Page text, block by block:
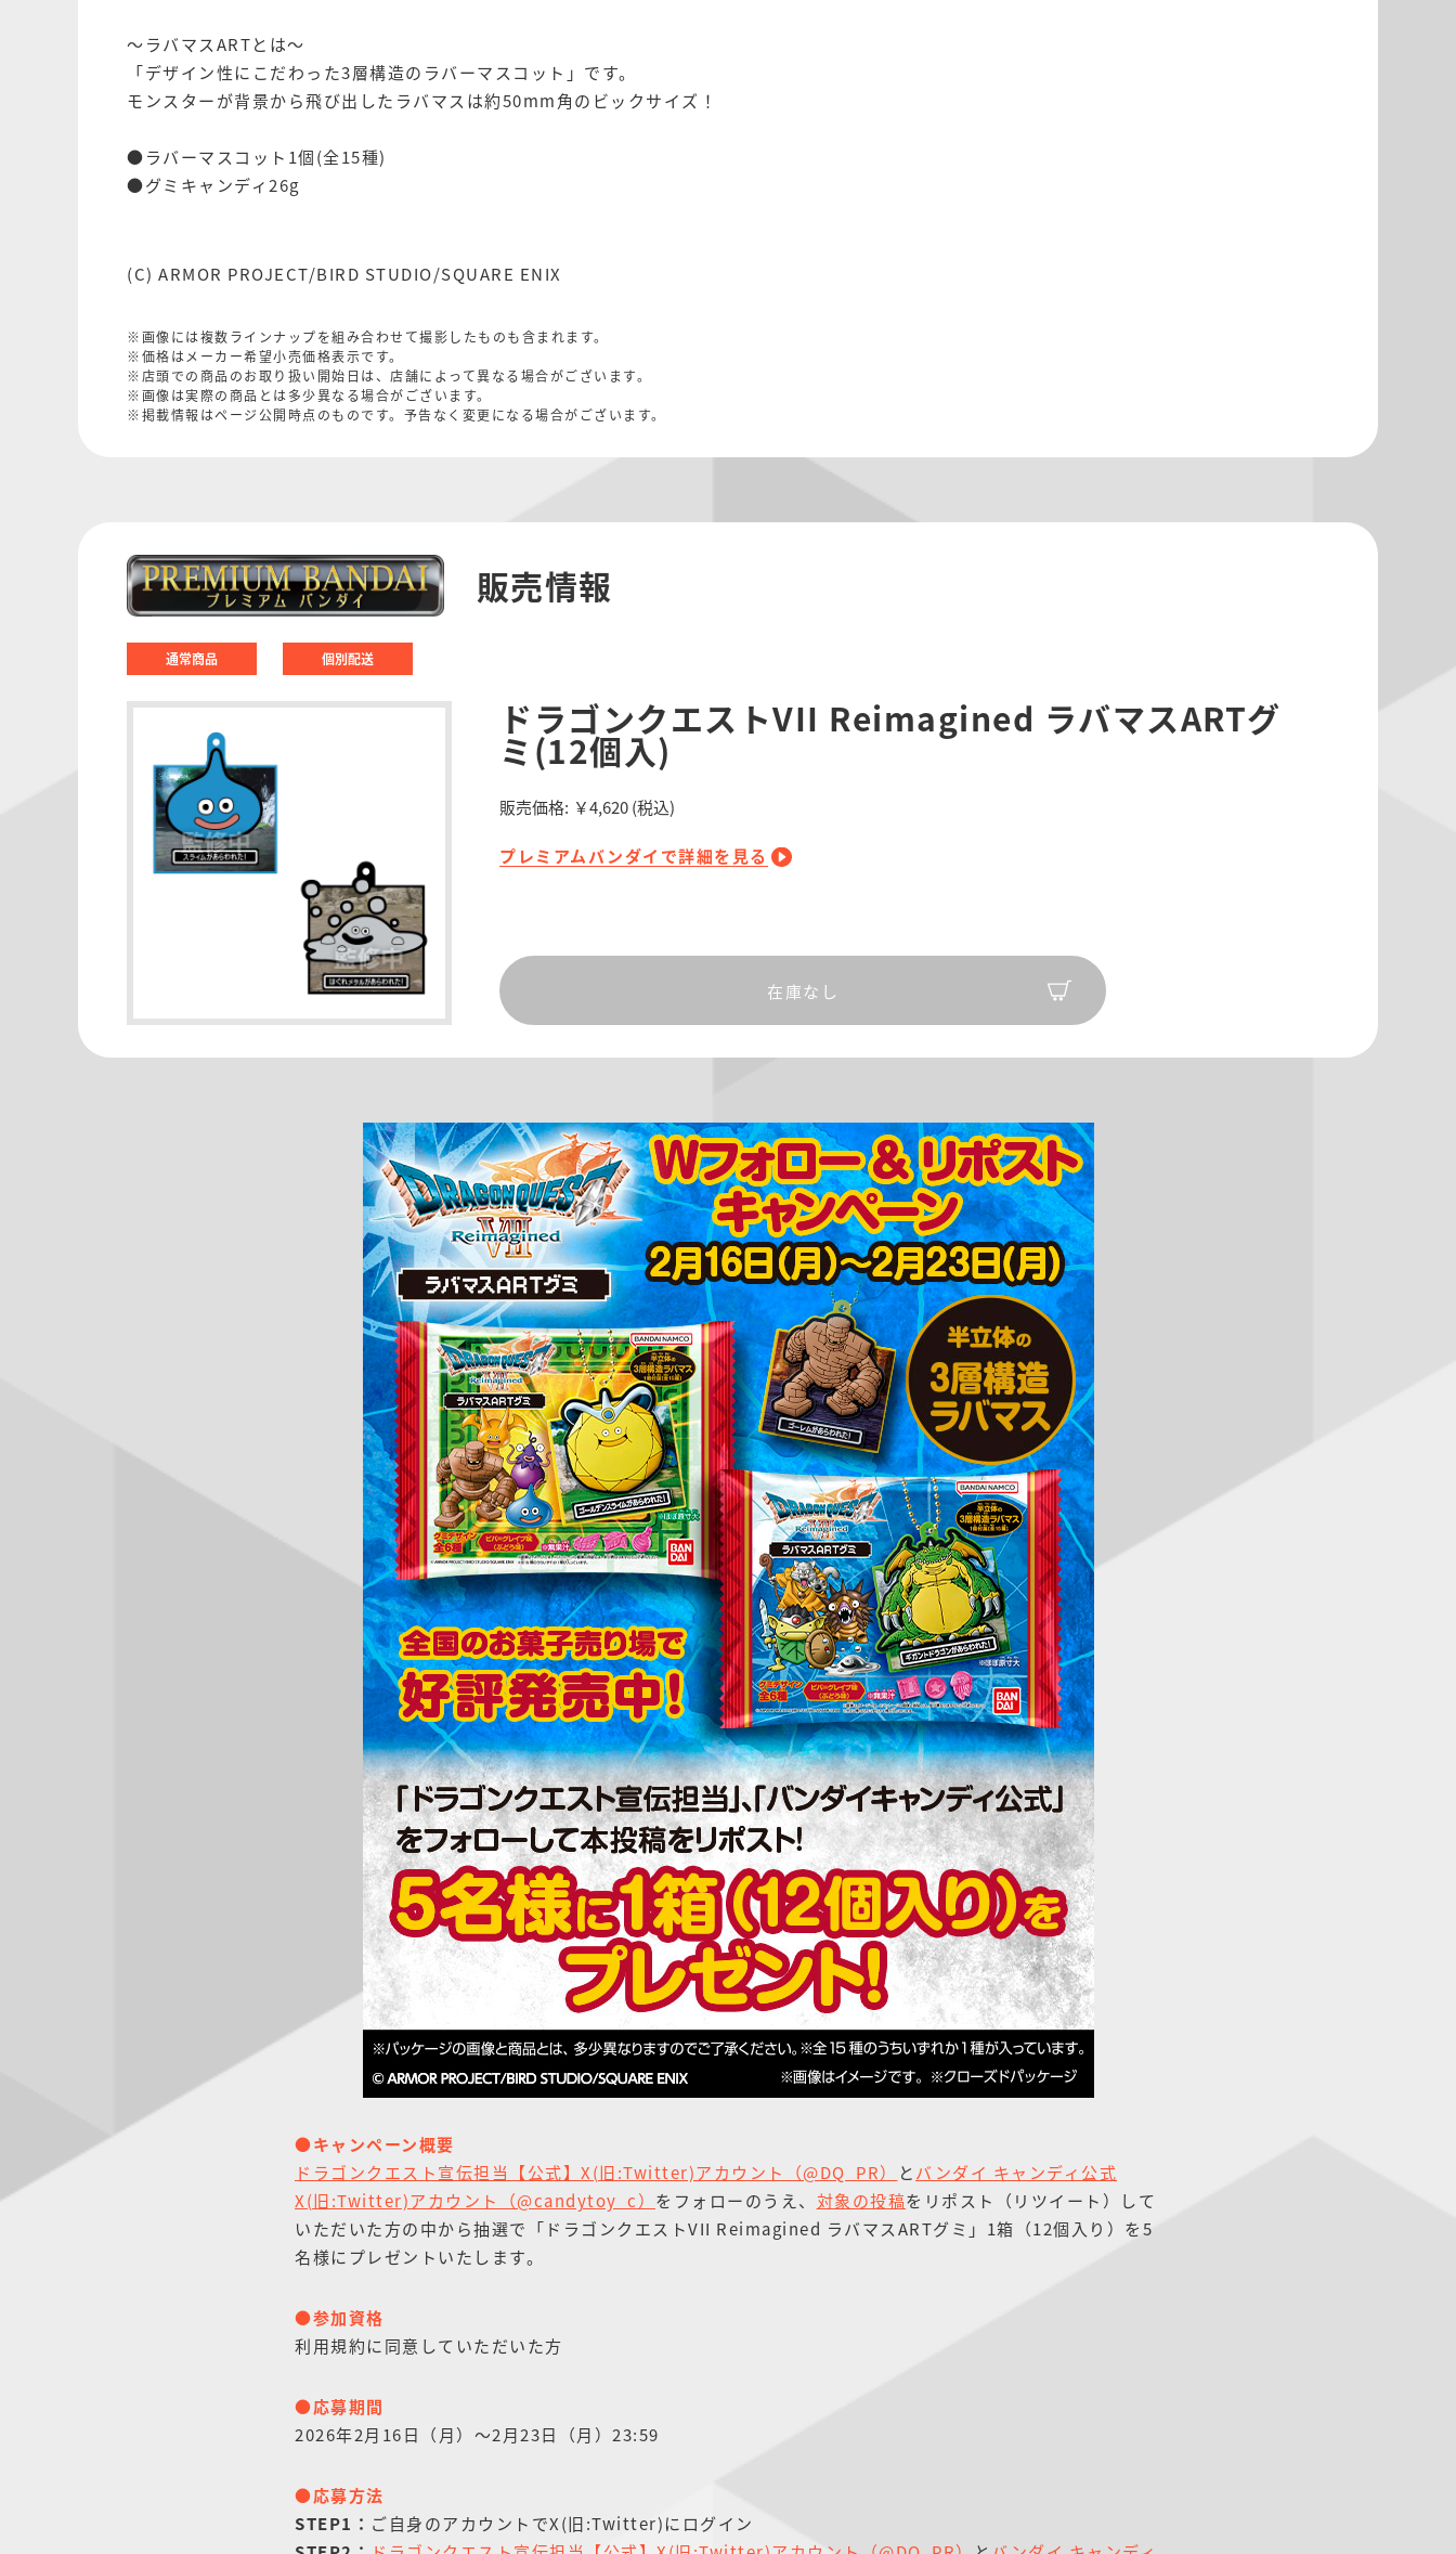
～ラバマスARTとは～
「デザイン性にこだわった3層構造のラバーマスコット」です。
モンスターが背景から飛び出したラバマスは約50mm角のビックサイズ！
●ラバーマスコット1個(全15種)
●グミキャンディ26g
(C) ARMOR PROJECT/BIRD STUDIO/SQUARE ENIX
※画像には複数ラインナップを組み合わせて撮影したものも含まれます。
※価格はメーカー希望小売価格表示です。
※店頭での商品のお取り扱い開始日は、店舗によって異なる場合がございます。
※画像は実際の商品とは多少異なる場合がございます。
※掲載情報はページ公開時点のものです。予告なく変更になる場合がございます。
販売情報
通常商品 個別配送
ドラゴンクエストVII Reimagined ラバマスARTグ
ミ(12個入)
販売価格: ￥4,620(税込)
プレミアムバンダイで詳細を見る
在庫なし
●キャンペーン概要
ドラゴンクエスト宣伝担当【公式】X(旧:Twitter)アカウント（@DQ_PR）
と バンダイ キャンディ公式
X(旧:Twitter)アカウント（@candytoy_c） をフォローのうえ、 対象の投稿をリポスト（リツイート）して
いただいた方の中から抽選で「ドラゴンクエストVII Reimagined ラバマスARTグミ」1箱（12個入り）を5
名様にプレゼントいたします。
●参加資格
利用規約に同意していただいた方
●応募期間
2026年2月16日（月）～2月23日（月）23:59
●応募方法
STEP1： ご自身のアカウントでX(旧:Twitter)にログイン